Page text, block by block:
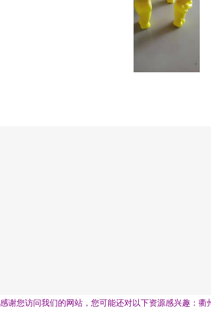
感谢您访问我们的网站，您可能还对以下资源感兴趣：衢